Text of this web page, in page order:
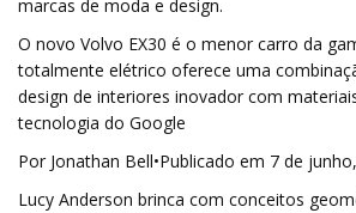
marcas de moda e design.
O novo Volvo EX30 é o menor carro da
totalmente elétrico oferece uma
design de interiores inovador com
tecnologia do Google
Por Jonathan Bell•Publicado em 7 de
Lucy Anderson brinca com conceitos